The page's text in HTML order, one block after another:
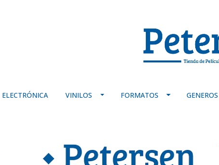
ELECTRÓNICA VINILOS FORMATOS GENEROS